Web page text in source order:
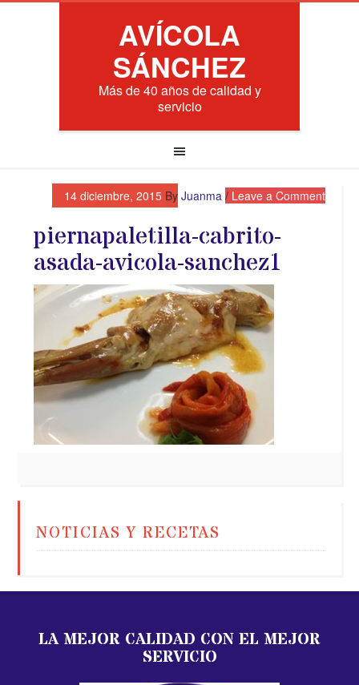
AVÍCOLA
SÁNCHEZ
Más de 40 años de calidad y
servicio
14 diciembre, 2015By Juanma Leave a Comment
piernapaletilla-cabrito-
asada-avicola-sanchez1
NOTICIAS Y RECETAS
LA MEJOR CALIDAD CON EL MEJOR
SERVICIO